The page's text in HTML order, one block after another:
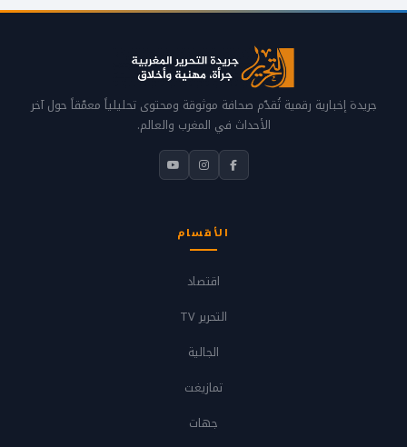
جريدة إخبارية رقمية تُقدّم صحافة موثوقة ومحتوى تحليلياً معمّقاً حول آخر
الأحداث في المغرب والعالم.
الأقسام
اقتصاد
التحرير TV
الجالية
تمازيغت
جهات